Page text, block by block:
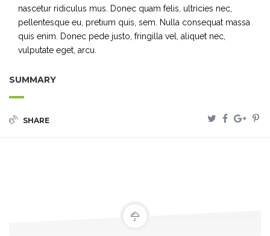
nascetur ridiculus mus. Donec quam felis, ultricies nec,
pellentesque eu, pretium quis, sem. Nulla consequat massa
quis enim. Donec pede justo, fringilla vel, aliquet nec,
vulputate eget, arcu.
SUMMARY
SHARE